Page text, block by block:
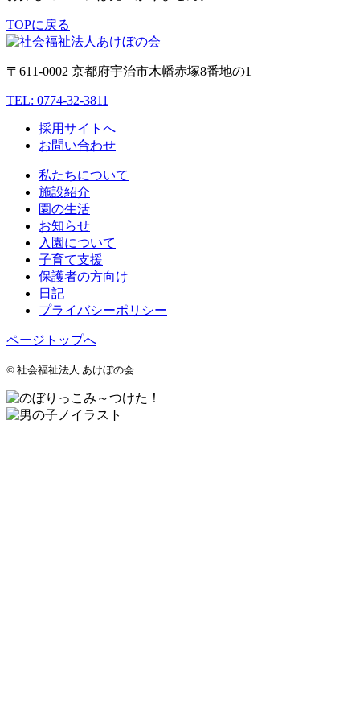
TOPに戻る
〒611-0002 京都府宇治市木幡赤塚8番地の1
TEL: 0774-32-3811
採用サイトへ
お問い合わせ
私たちについて
施設紹介
園の生活
お知らせ
入園について
子育て支援
保護者の方向け
日記
プライバシーポリシー
ページトップへ
© 社会福祉法人 あけぼの会